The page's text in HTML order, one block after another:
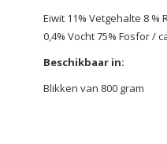
Eiwit 11% Vetgehalte 8
0,4% Vocht 75% Fosfor /
Beschikbaar in:
Blikken van 800 gram